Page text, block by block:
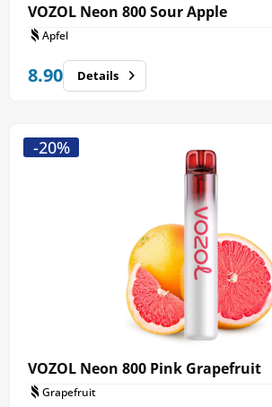
VOZOL Neon 800 Sour Apple
Apfel
8.90 Details
VOZOL Neon 800 Pink Grapefruit
Grapefruit
-20%